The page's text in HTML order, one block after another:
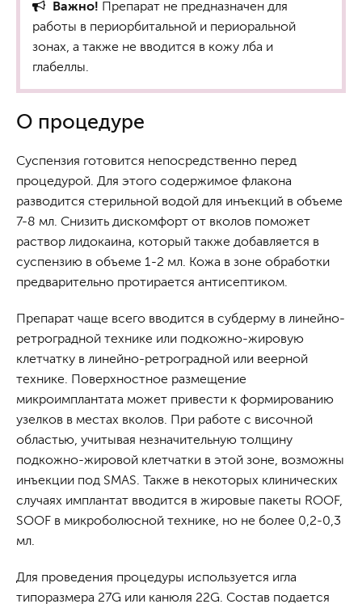
Важно! Препарат не предназначен для
работы в периорбитальной и периоральной
зонах, а также не вводится в кожу лба и
глабеллы.
О процедуре
Суспензия готовится непосредственно перед
процедурой. Для этого содержимое флакона
разводится стерильной водой для инъекций в объеме
7-8 мл. Снизить дискомфорт от вколов поможет
раствор лидокаина, который также добавляется в
суспензию в объеме 1-2 мл. Кожа в зоне обработки
предварительно протирается антисептиком.
Препарат чаще всего вводится в субдерму в линейно-
ретроградной технике или подкожно-жировую
клетчатку в линейно-ретроградной или веерной
технике. Поверхностное размещение
микроимплантата может привести к формированию
узелков в местах вколов. При работе с височной
областью, учитывая незначительную толщину
подкожно-жировой клетчатки в этой зоне, возможны
инъекции под SMAS. Также в некоторых клинических
случаях имплантат вводится в жировые пакеты ROOF,
SOOF в микроболюсной технике, но не более 0,2-0,3
мл.
Для проведения процедуры используется игла
типоразмера 27G или канюля 22G. Состав подается